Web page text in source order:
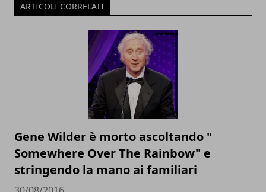
ARTICOLI CORRELATI
Gene Wilder è morto ascoltando "
Somewhere Over The Rainbow" e
stringendo la mano ai familiari